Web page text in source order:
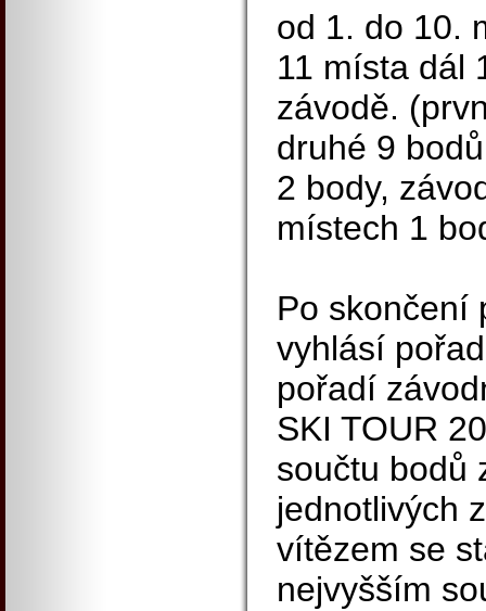
od 1. do 10.
11 místa dál
závodě.
druhé 9
2 body,
místech 1
Po skončení
vyhlásí
pořadí
SKI TOUR
součtu bodů
jednotlivých
vítězem se
nejvyšším